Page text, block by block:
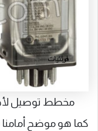
مخطط توصيل لأحد
كما هو موضح